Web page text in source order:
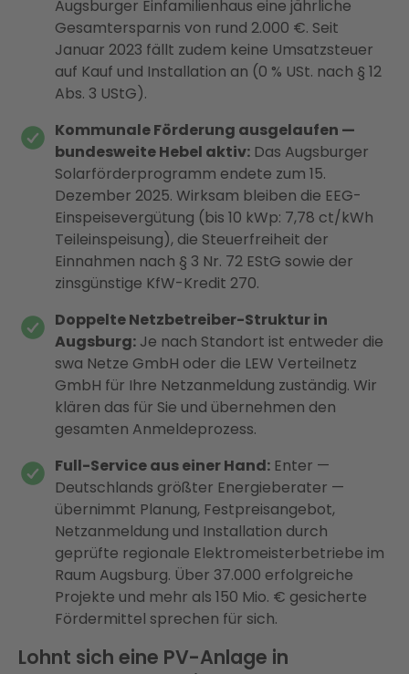
Augsburger Einfamilienhaus eine jährliche
Gesamtersparnis von rund 2.000 €. Seit
Januar 2023 fällt zudem keine Umsatzsteuer
auf Kauf und Installation an (0 % USt. nach § 12
Abs. 3 UStG).
Kommunale Förderung ausgelaufen —
bundesweite Hebel aktiv: Das Augsburger
Solarförderprogramm endete zum 15.
Dezember 2025. Wirksam bleiben die EEG-
Einspeisevergütung (bis 10 kWp: 7,78 ct/kWh
Teileinspeisung), die Steuerfreiheit der
Einnahmen nach § 3 Nr. 72 EStG sowie der
zinsgünstige KfW-Kredit 270.
Doppelte Netzbetreiber-Struktur in
Augsburg: Je nach Standort ist entweder die
swa Netze GmbH oder die LEW Verteilnetz
GmbH für Ihre Netzanmeldung zuständig. Wir
klären das für Sie und übernehmen den
gesamten Anmeldeprozess.
Full-Service aus einer Hand: Enter —
Deutschlands größter Energieberater —
übernimmt Planung, Festpreisangebot,
Netzanmeldung und Installation durch
geprüfte regionale Elektromeisterbetriebe im
Raum Augsburg. Über 37.000 erfolgreiche
Projekte und mehr als 150 Mio. € gesicherte
Fördermittel sprechen für sich.
Lohnt sich eine PV-Anlage in